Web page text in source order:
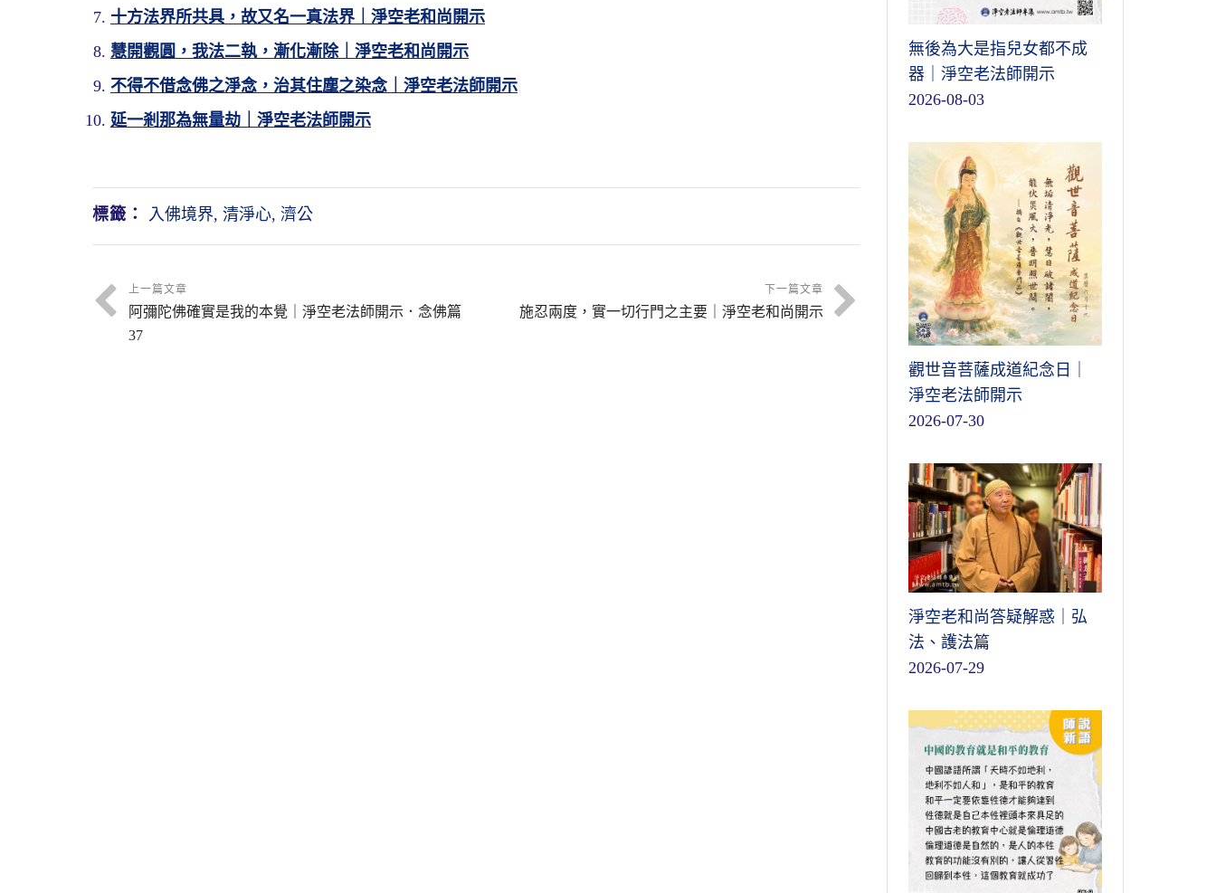
十方法界所共具，故又名一真法界｜淨空老和尚開示
慧開觀圓，我法二執，漸化漸除｜淨空老和尚開示
不得不借念佛之淨念，治其住塵之染念｜淨空老法師開示
延一剎那為無量劫｜淨空老法師開示
標籤： 入佛境界, 清淨心, 濟公
上一篇文章
阿彌陀佛確實是我的本覺｜淨空老法師開示．念佛篇
37
下一篇文章
施忍兩度，實一切行門之主要｜淨空老和尚開示
無後為大是指兒女都不成
器｜淨空老法師開示
2026-08-03
觀世音菩薩成道紀念日｜
淨空老法師開示
2026-07-30
淨空老和尚答疑解惑｜弘
法、護法篇
2026-07-29